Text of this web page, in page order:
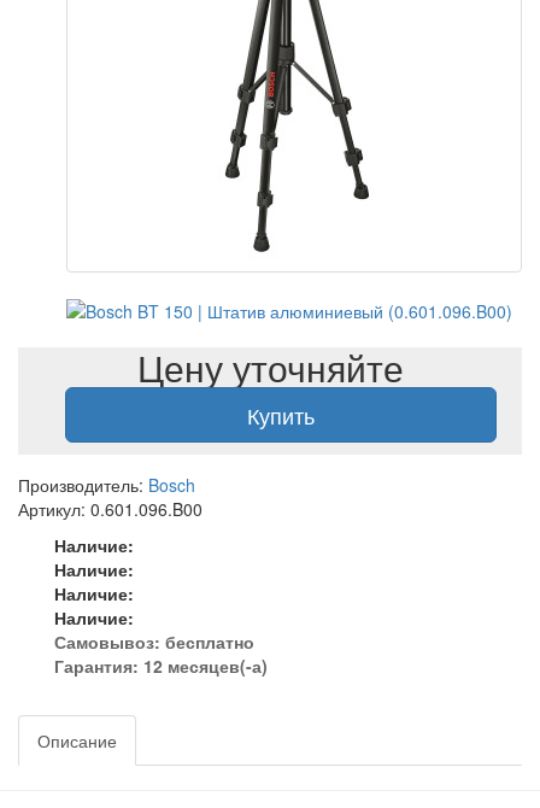
Цену уточняйте
Купить
Производитель: Bosch
Артикул: 0.601.096.B00
Наличие:
Наличие:
Наличие:
Наличие:
Самовывоз: бесплатно
Гарантия: 12 месяцев(-а)
Описание